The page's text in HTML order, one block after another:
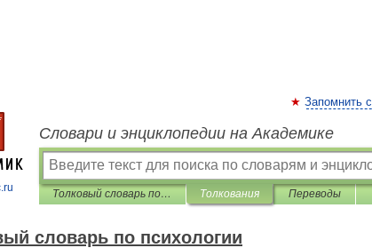
Запомнить
Словари и энциклопедии на Академике
Толковый словарь по психологии Толкования Переводы
словарь по психологии